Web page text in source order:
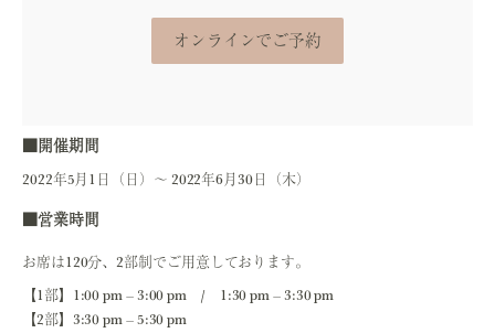
オンラインでご予約
■開催期間
2022年5月1日（日）～ 2022年6月30日（木）
■営業時間
お席は120分、2部制でご用意しております。
【1部】1:00 pm – 3:00 pm / 1:30 pm – 3:30 pm
【2部】3:30 pm – 5:30 pm